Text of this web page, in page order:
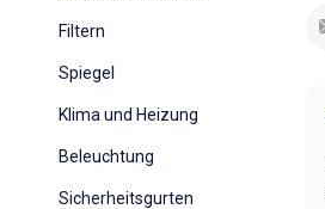
Filtern
Spiegel
Klima und Heizung
Beleuchtung
Sicherheitsgurten